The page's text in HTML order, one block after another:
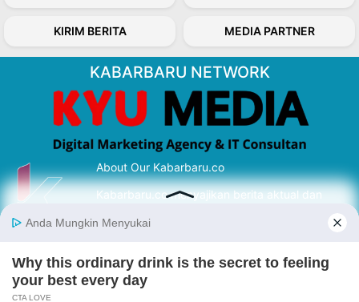
KIRIM BERITA MEDIA PARTNER
KABARBARU NETWORK
About Our Kabarbaru.co
Kabarbaru.co menyajikan berita aktual dan
serta terverifikasi dari sumber yang tepat.
Follow Kabarbaru